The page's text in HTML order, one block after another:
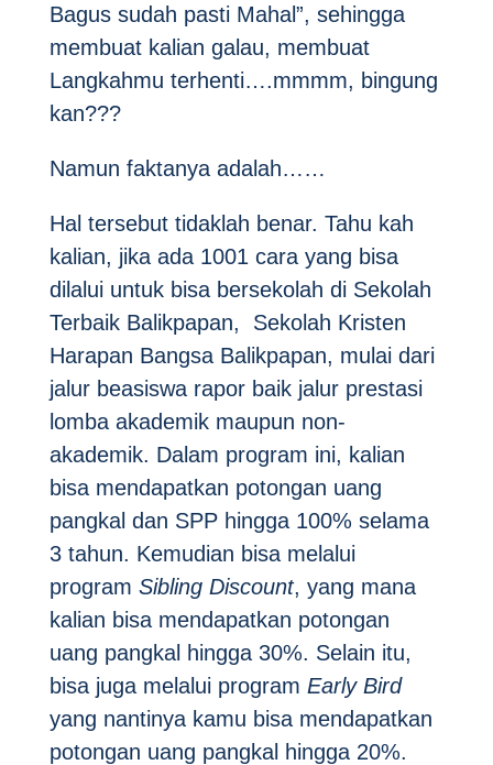
Bagus sudah pasti Mahal”, sehingga
membuat kalian galau, membuat
Langkahmu terhenti….mmmm, bingung
kan???
Namun faktanya adalah……
Hal tersebut tidaklah benar. Tahu kah
kalian, jika ada 1001 cara yang bisa
dilalui untuk bisa bersekolah di Sekolah
Terbaik Balikpapan, Sekolah Kristen
Harapan Bangsa Balikpapan, mulai dari
jalur beasiswa rapor baik jalur prestasi
lomba akademik maupun non-
akademik. Dalam program ini, kalian
bisa mendapatkan potongan uang
pangkal dan SPP hingga 100% selama
3 tahun. Kemudian bisa melalui
program Sibling Discount, yang mana
kalian bisa mendapatkan potongan
uang pangkal hingga 30%. Selain itu,
bisa juga melalui program Early Bird
yang nantinya kamu bisa mendapatkan
potongan uang pangkal hingga 20%.